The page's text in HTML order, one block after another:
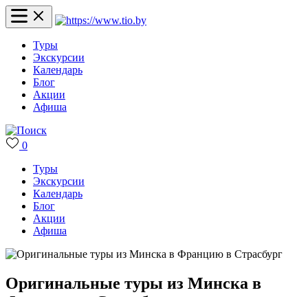
Туры
Экскурсии
Календарь
Блог
Акции
Афиша
0
Туры
Экскурсии
Календарь
Блог
Акции
Афиша
Оригинальные туры из Минска в